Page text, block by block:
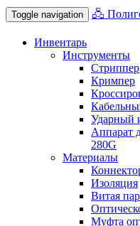
Toggle navigation 🖧
Инвентарь
Инструменты
Стриппер
Кримпер
Ударный
Аппарат
280G
Материалы
Изоляция
Витая
Муфта